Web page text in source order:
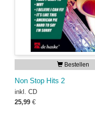
Bestellen
Non Stop Hits 2
inkl. CD
25,99 €